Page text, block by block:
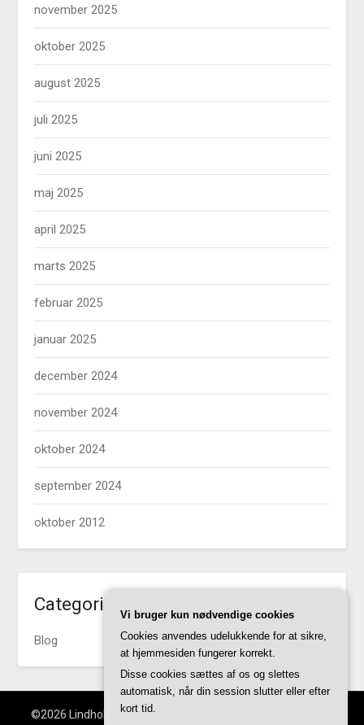
november 2025
oktober 2025
august 2025
juli 2025
juni 2025
maj 2025
april 2025
marts 2025
februar 2025
januar 2025
december 2024
november 2024
oktober 2024
september 2024
oktober 2012
Categories
Blog
©2026 Lindholmskovboernehave.dk
Vi bruger kun nødvendige cookies
Cookies anvendes udelukkende for at sikre,
at hjemmesiden fungerer korrekt.
Disse cookies sættes af os og slettes
automatisk, når din session slutter eller efter
kort tid.